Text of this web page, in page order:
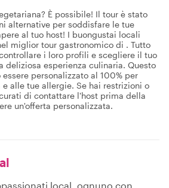
È possibile! Il tour è stato
alternative per soddisfare le tue
al tuo host! I buongustai locali
miglior tour gastronomico di . Tutto
i loro profili e scegliere il tuo
deliziosa esperienza culinaria. Questo
personalizzato al 100% per
alle tue allergie. Se hai restrizioni o
di contattare l'host prima della
un'offerta personalizzata.
local, ognuno con